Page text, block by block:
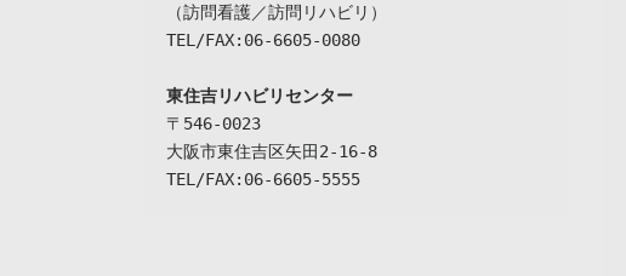
（訪問看護／訪問リハビリ）
TEL/FAX:06-6605-0080
東住吉リハビリセンター
〒546-0023
大阪市東住吉区矢田2-16-8
TEL/FAX:06-6605-5555